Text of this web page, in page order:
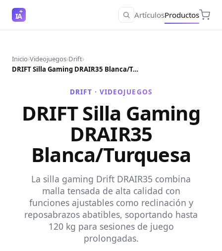
IA ArtículosProductos
Inicio›Videojuegos›Drift›
DRIFT Silla Gaming DRAIR35 Blanca/Turquesa
DRIFT · VIDEOJUEGOS
DRIFT Silla Gaming
DRAIR35
Blanca/Turquesa
La silla gaming Drift DRAIR35 combina
malla tensada de alta calidad con
funciones ajustables como reclinación y
reposabrazos abatibles, soportando hasta
120 kg para sesiones de juego
prolongadas.